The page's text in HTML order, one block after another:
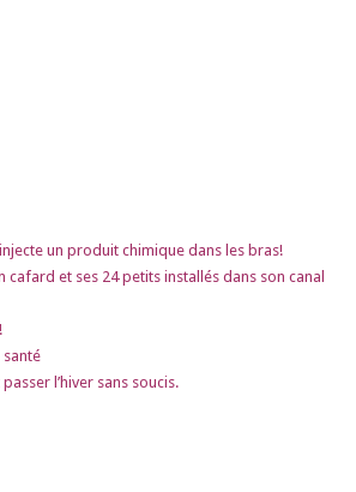
un produit chimique dans les bras!
et ses 24 petits installés dans son canal
l’hiver sans soucis.